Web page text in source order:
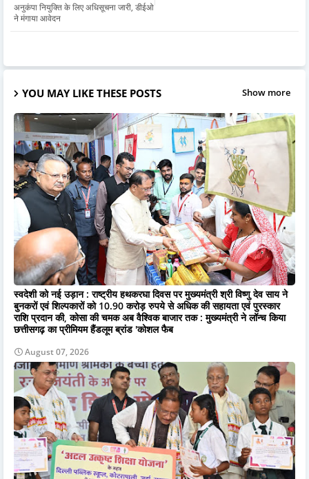
अनुकंपा नियुक्ति के लिए अधिसूचना जारी, डीईओ
ने मंगाया आवेदन
YOU MAY LIKE THESE POSTS Show more
स्वदेशी को नई उड़ान : राष्ट्रीय हथकरघा दिवस पर मुख्यमंत्री श्री विष्णु देव साय ने
बुनकरों एवं शिल्पकारों को 10.90 करोड़ रुपये से अधिक की सहायता एवं पुरस्कार
राशि प्रदान की, कोसा की चमक अब वैश्विक बाजार तक : मुख्यमंत्री ने लॉन्च किया
छत्तीसगढ़ का प्रीमियम हैंडलूम ब्रांड 'कोशल फैब
August 07, 2026